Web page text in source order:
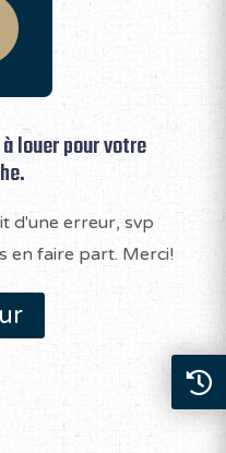
louer pour votre
d'une erreur, svp
en faire part. Merci!